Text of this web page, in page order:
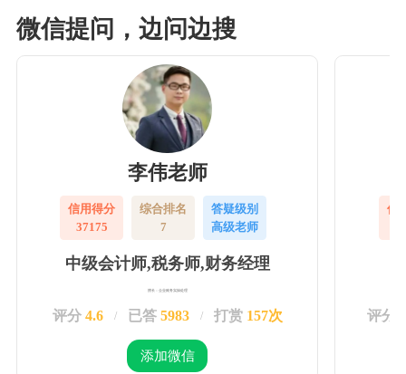
微信提问，边问边搜
李伟老师
信用得分
37175
综合排名
7
答疑级别
高级老师
中级会计师,税务师,财务经理
擅长：企业账务实操处理
评分 4.6 / 已答 5983 / 打赏 157次
添加微信
信
评分